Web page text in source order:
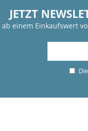
JETZT
einem Einkaufswert
Die